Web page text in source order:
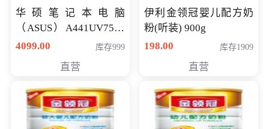
华硕笔记本电脑
（ASUS）A441UV7500
顽石（7代i7-7500U 4G
4099.00 库存999
直营
伊利金领冠婴儿配方奶
粉(听装) 900g
198.00
库存1909
直营